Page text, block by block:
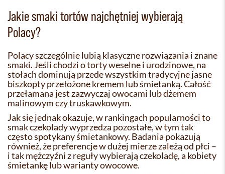
Jakie smaki tortów najchętniej wybierają
Polacy?
Polacy szczególnie lubią klasyczne rozwiązania i znane
smaki. Jeśli chodzi o torty weselne i urodzinowe, na
stołach dominują przede wszystkim tradycyjne jasne
biszkopty przełożone kremem lub śmietanką. Całość
przełamana jest zazwyczaj owocami lub dżemem
malinowym czy truskawkowym.
Jak się jednak okazuje, w rankingach popularności to
smak czekolady wyprzedza pozostałe, w tym tak
często spotykany śmietankowy. Badania pokazują
również, że preferencje w dużej mierze zależą od płci –
i tak mężczyźni z reguły wybierają czekoladę, a kobiety
śmietankę lub warianty owocowe.